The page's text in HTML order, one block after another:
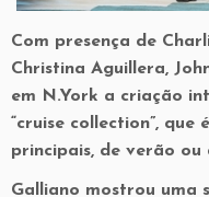
Com presença de
Christina Aguillera,
em N.York a criação
“cruise collection”,
principais, de verão ou
Galliano mostrou uma